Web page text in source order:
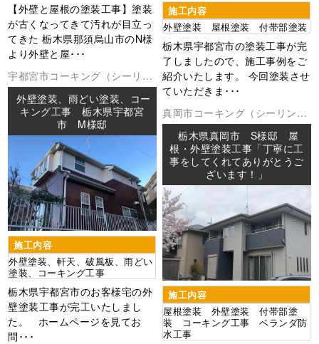
【外壁と屋根の塗装工事】塗装
が古くなってきて汚れが目立っ
てきた 栃木県那須烏山市のN様
より外壁と屋･･･
施工内容
外壁塗装 屋根塗装 付帯部塗装
栃木県宇都宮市の塗装工事が完
了しましたので、施工事例をご
紹介いたします。 今回塗装させ
ていただきま･･･
宇都宮市コーキング（シーリン
グ外壁塗装防水工事
外壁塗装、雨どい塗装、コー
キング工事 栃木県宇都宮
市 M様邸
施工内容
外壁塗装、軒天、破風板、雨どい
塗装、コーキング工事
栃木県宇都宮市のお客様宅の外
壁塗装工事が完工いたしまし
た。 ホームページを見てお
問･･･
真岡市コーキング（シーリング
ベランダ防水外壁塗装屋根塗装
板金工事棟板金工事防水工事
栃木県真岡市 S様邸 屋
根・外壁塗装工事「丁寧に工
事をしてくれてありがとうご
ざいます！」
施工内容
屋根塗装 外壁塗装 付帯部塗
装 コーキング工事 ベランダ防
水工事